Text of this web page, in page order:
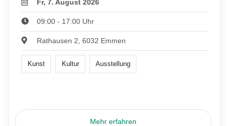
Fr, 7. August 2026
09:00 - 17:00 Uhr
Rathausen 2, 6032 Emmen
Kunst Kultur Ausstellung
Mehr erfahren